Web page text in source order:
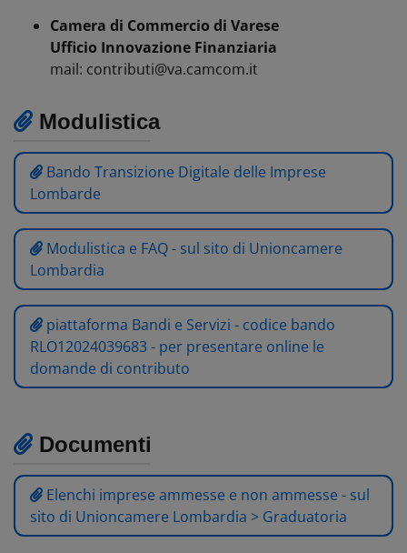
Camera di Commercio di Varese
Ufficio Innovazione Finanziaria
mail: contributi@va.camcom.it
Modulistica
Bando Transizione Digitale delle Imprese
Lombarde
Modulistica e FAQ - sul sito di Unioncamere
Lombardia
piattaforma Bandi e Servizi - codice bando
RLO12024039683 - per presentare online le
domande di contributo
Documenti
Elenchi imprese ammesse e non ammesse - sul
sito di Unioncamere Lombardia > Graduatoria